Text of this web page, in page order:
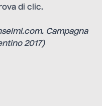
di clic.
Campagna
2017)